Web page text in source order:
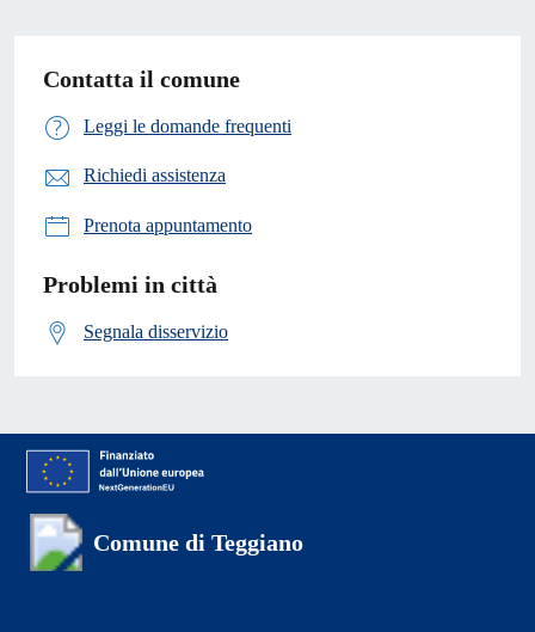
Contatta il comune
Leggi le domande frequenti
Richiedi assistenza
Prenota appuntamento
Problemi in città
Segnala disservizio
Comune di Teggiano